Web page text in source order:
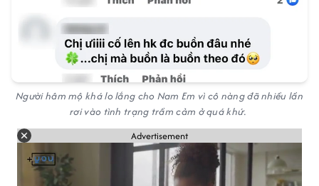
Người hâm mộ khá lo lắng cho Nam Em vì cô nàng đã nhiều lần
rơi vào tình trạng trầm cảm ở quá khứ.
Advertisement